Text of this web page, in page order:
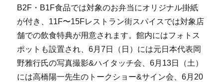
B2F・B1F食品では対象のお弁当にオリジナル掛紙
が付き、11F〜15Fレストラン街スパイスでは対象店
舗での飲食特典が用意されます。館内にはフォトス
ポットも設置され、6月7日（日）には元日本代表岡
野雅行氏の写真撮影&ハイタッチ会、6月13日（土）
には高橋陽一先生のトークショー&サイン会、6月20